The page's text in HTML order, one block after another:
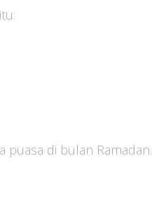
puasa di bulan Ramadan.